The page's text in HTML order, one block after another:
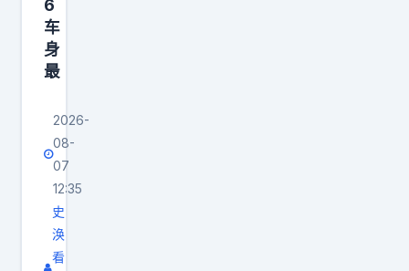
一
反
应
拿
标
刚
刚
上
市
6
车
身
最
2026-
08-
07
12:35
史
涣
看